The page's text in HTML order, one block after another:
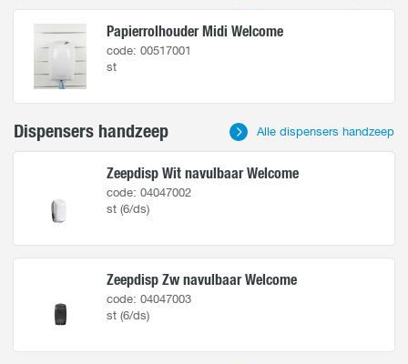
Papierrolhouder Midi Welcome
code: 00517001
st
Dispensers handzeep Alle dispensers handzeep
Zeepdisp Wit navulbaar Welcome
code: 04047002
st (6/ds)
Zeepdisp Zw navulbaar Welcome
code: 04047003
st (6/ds)